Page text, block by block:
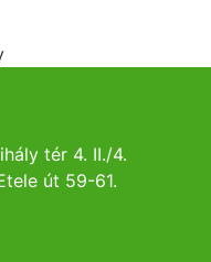
tér 4. II./4.
út 59-61.